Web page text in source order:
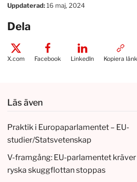
Uppdaterad:16 maj, 2024
Dela
X.com Facebook LinkedIn Kopiera länk
Läs även
Praktik i Europaparlamentet – EU-
studier/Statsvetenskap
V-framgång: EU-parlamentet
ryska skuggflottan stoppas